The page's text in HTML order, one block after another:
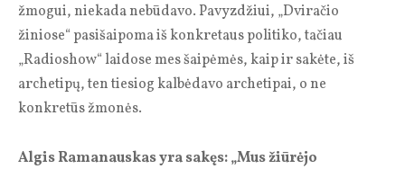
žmogui, niekada nebūdavo. Pavyzdžiui, „Dviračio
žiniose“ pasišaipoma iš konkretaus politiko, tačiau
„Radioshow“ laidose mes šaipėmės, kaip ir sakėte, iš
archetipų, ten tiesiog kalbėdavo archetipai, o ne
konkretūs žmonės.
Algis Ramanauskas yra sakęs: „Mus žiūrėjo